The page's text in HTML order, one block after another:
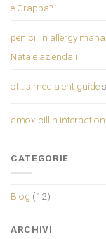
e Grappa?
penicillin allergy
Natale aziendali
otitis media ent guide
amoxicillin interaction
CATEGORIE
Blog (12)
ARCHIVI